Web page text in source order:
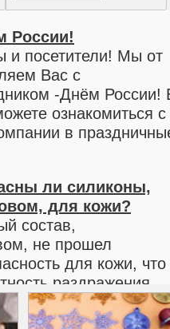
России!
и посетители! Мы от
Вас с
-Днём России!
ознакомиться с
в
днем 8 марта!
ознакомиться с
в
ли силиконы,
для кожи?
состав,
не прошел
для кожи, что
раздражения